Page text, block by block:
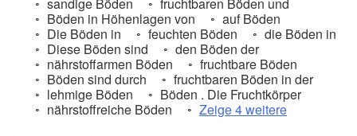
Böden in Höhenlagen von
auf Böden
Die Böden in
feuchten Böden
die Böden in
Diese Böden sind
den Böden der
nährstoffarmen Böden
fruchtbare Böden
Böden sind durch
fruchtbaren Böden in der
lehmige Böden
Böden . Die Fruchtkörper
nährstoffreiche Böden
Zeige 4 weitere